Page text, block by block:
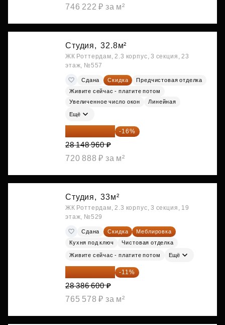
746 222 ₽ за м²
Студия, 32.8м²
ЖК Роттердам, 2.3 корпус, 3 секция, 23
этаж, №557
Сдана Скидка
Предчистовая отделка
Живите сейчас - платите потом
Увеличенное число окон
Линейная
Ещё
23 645 126 ₽ -16%
28 148 960 ₽
720 888 ₽ за м²
Студия, 33м²
ЖК Роттердам, 2.3 корпус, 3 секция, 19
этаж, №529
Сдана Скидка
Меблировка
Кухня под ключ
Чистовая отделка
Живите сейчас - платите потом Ещё
25 264 074 ₽ -11%
28 386 600 ₽
765 578 ₽ за м²